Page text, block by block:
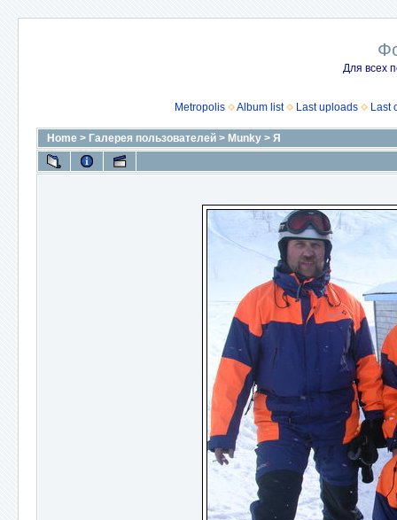
Для всех
Metropolis Album list Last uploads Last
Home > Галерея пользователей > Munky > Я